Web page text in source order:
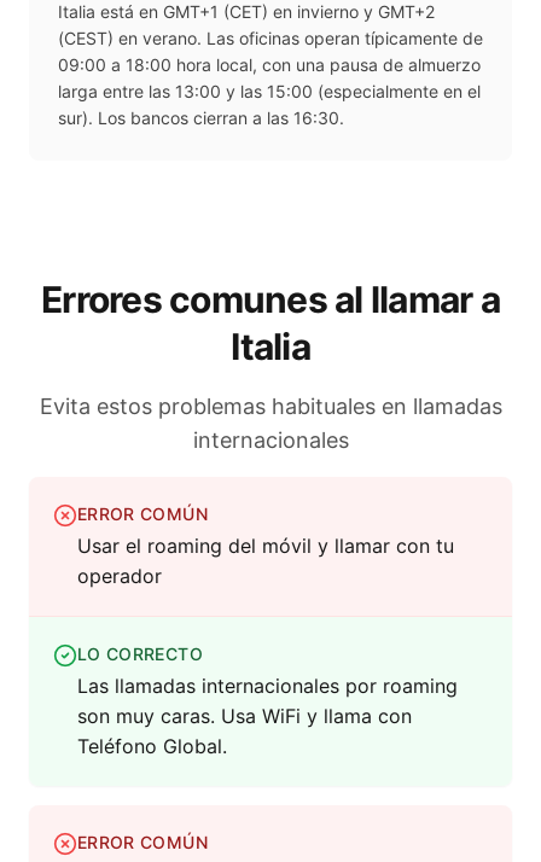
Italia está en GMT+1 (CET) en invierno y GMT+2
(CEST) en verano. Las oficinas operan típicamente de
09:00 a 18:00 hora local, con una pausa de almuerzo
larga entre las 13:00 y las 15:00 (especialmente en el
sur). Los bancos cierran a las 16:30.
Errores comunes al llamar a
Italia
Evita estos problemas habituales en llamadas
internacionales
ERROR COMÚN
Usar el roaming del móvil y llamar con tu
operador
LO CORRECTO
Las llamadas internacionales por roaming
son muy caras. Usa WiFi y llama con
Teléfono Global.
ERROR COMÚN